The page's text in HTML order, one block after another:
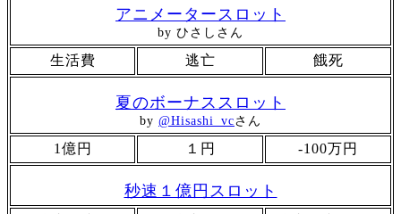
アニメータースロット
by ひさしさん
生活費 逃亡 餓死
夏のボーナススロット
by @Hisashi_vcさん
1億円 １円 -100万円
秒速１億円スロット